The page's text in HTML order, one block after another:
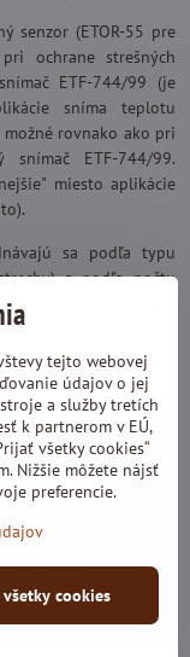
senzor (ETOR-55 pre
ochrane strešných
ETF-744/99 (je
sníma teplotu
rovnako ako pri
ETF-744/99.
miesto aplikácie
sa podľa typu
a podľa počtu
do rozvádzača
IP 20
3x 16 A
-
-
Na displeji
1°C
-
tejto webovej
údajov o jej
a služby tretích
k partnerom v EÚ,
všetky cookies“
Nižšie môžete nájsť
preferencie.
cookies